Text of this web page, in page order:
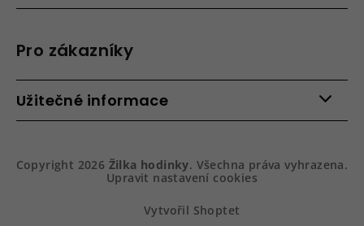
Pro zákazníky
Věrnostní program
Obchodní podmínky
Vrácení a reklamace
Podmínky ochrany osobních údajů
Roháčova 639, 390 02 Tábor
Užitečné informace
Dárkové balení hodinek
Na prvním místě služby
Copyright 2026 Žilka hodinky. Všechna práva vyhrazena.
Upravit nastavení cookies
Vytvořil Shoptet